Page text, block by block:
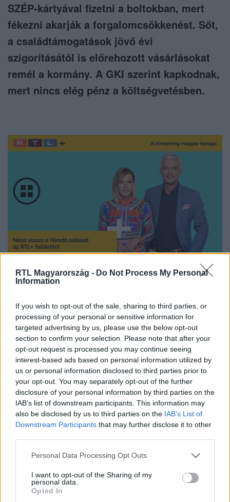
RTL Magyarország - Do Not Process My Personal
Information
If you wish to opt-out of the sale, sharing to third parties, or
processing of your personal or sensitive information for
targeted advertising by us, please use the below opt-out
section to confirm your selection. Please note that after your
opt-out request is processed you may continue seeing
interest-based ads based on personal information utilized by
us or personal information disclosed to third parties prior to
your opt-out. You may separately opt-out of the further
disclosure of your personal information by third parties on the
IAB’s list of downstream participants. This information may
also be disclosed by us to third parties on the IAB’s List of
Downstream Participants that may further disclose it to other
Please note that this website/app uses one or more Google
not limited to your visit or usage behaviour. You may click to
grant or deny consent to Google and its third-party tags to
use your data for below specified purposes in below Google
Personal Data Processing Opt Outs
I want to opt-out of the Sharing of my
personal data.
Opted In
SZÉP-kártyával fizetni a boltokban, mert
fékezni akarják a forgalomcsökkenést. Sőt,
a családtámogatások jövő évi
szigorításától is előrehozott vásárlásokat
remél a kormány. A GKI szerint kapkodnak,
mert nincs elég pénz a költségvetésben.
Nézd vissza a Híradó adásait az RTL+ felületén!
Itt állítsd be, hogy az RTL.hu az elsők között
legyen a Google-találatokban!
Kövess minket, és értesülj a friss hírekről a
Facebookon is!